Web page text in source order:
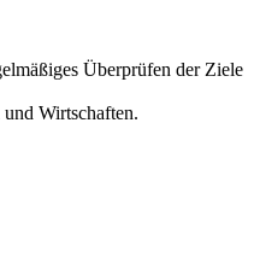
Überprüfen der Ziele
Wirtschaften.